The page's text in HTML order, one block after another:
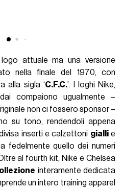
attuale ma una versione
nella finale del 1970, con
alla sigla ‘C.F.C.’. I loghi Nike,
compaiono ugualmente –
non ci fossero sponsor –
su tono, rendendoli appena
inserti e calzettoni giallie
fedelmente quello dei numeri
al fourth kit, Nike e Chelsea
interamente dedicata
un intero training apparel